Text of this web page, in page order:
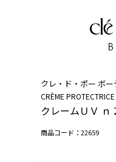
クレ・ド・ポー ボー
CRÈME PROTECTRICE
クレームＵＶ ｎ
商品コード：22659